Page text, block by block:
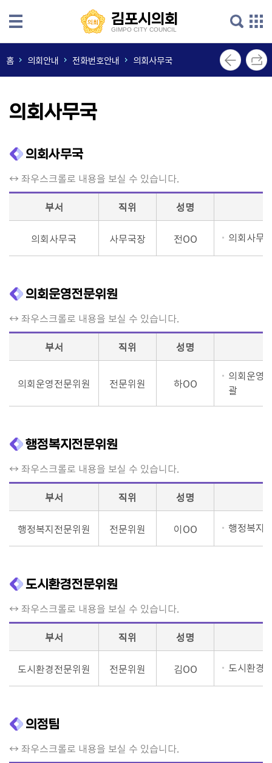
메인메뉴 바로가기
김포시의회
GIMPO CITY COUNCIL
의
회
내
원
소
개
회
정
동
록
넷
송
통
마
당
용
안
김포시의회
GIMPO CITY COUNCIL
의회사무국
홈 의회안내 전화번호안내 의회사무국
의회사무국
↔ 좌우스크롤로 내용을 보실 수 있습니다.
부서
직위 성명
의회사무국 사무국장 전OO 의회사무
의회운영전문위원
↔ 좌우스크롤로 내용을 보실 수 있습니다.
부서
직위 성명
의회운영전문위원 전문위원 하OO
의회운영
괄
행정복지전문위원
↔ 좌우스크롤로 내용을 보실 수 있습니다.
부서
직위 성명
행정복지전문위원 전문위원 이OO 행정복지
도시환경전문위원
↔ 좌우스크롤로 내용을 보실 수 있습니다.
부서
직위 성명
도시환경전문위원 전문위원 김OO 도시환경
의정팀
↔ 좌우스크롤로 내용을 보실 수 있습니다.